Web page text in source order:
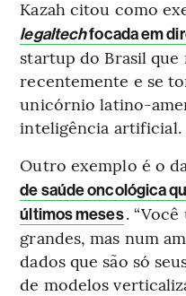
Kazah citou como
legaltechfocada em
startup do Brasil
recentemente e se
unicórnio latino-
inteligência artificial.
Outro exemplo é o da
de saúde oncológica
últimos meses.
grandes, mas num
dados que são só
de modelos